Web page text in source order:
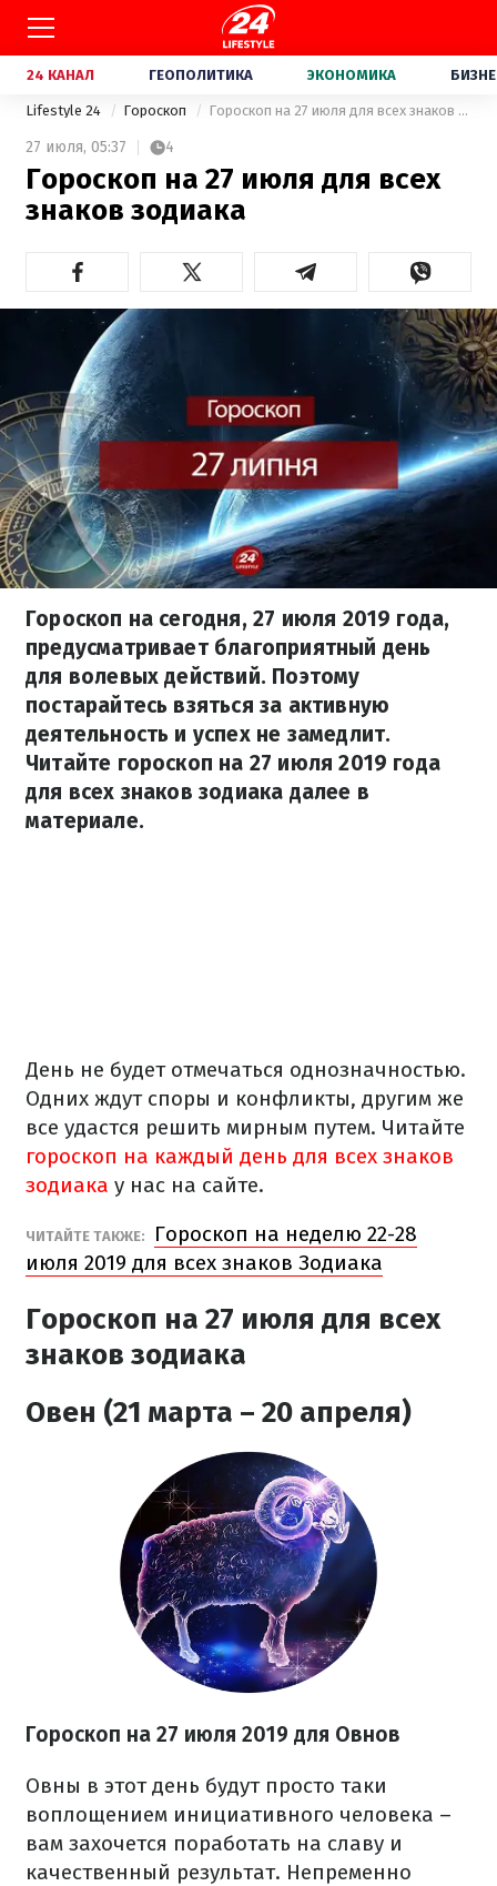
24 КАНАЛ ГЕОПОЛИТИКА ЭКОНОМИКА
Lifestyle 24 Гороскоп Гороскоп на 27 июля для всех знаков зодиака
27 июля, 05:37 4
Гороскоп на 27 июля для всех
знаков зодиака
Гороскоп на сегодня, 27 июля 2019 года,
предусматривает благоприятный день
для волевых действий. Поэтому
постарайтесь взяться за активную
деятельность и успех не замедлит.
Читайте гороскоп на 27 июля 2019 года
для всех знаков зодиака далее в
материале.
День не будет отмечаться однозначностью.
Одних ждут споры и конфликты, другим же
все удастся решить мирным путем. Читайте
гороскоп на каждый день для всех знаков
зодиака у нас на сайте.
ЧИТАЙТЕ ТАКЖЕ:
Гороскоп на неделю 22-28
июля 2019 для всех знаков Зодиака
Гороскоп на 27 июля для всех
знаков зодиака
Овен (21 марта – 20 апреля)
Гороскоп на 27 июля 2019 для Овнов
Овны в этот день будут просто таки
воплощением инициативного человека –
вам захочется поработать на славу и
качественный результат. Непременно